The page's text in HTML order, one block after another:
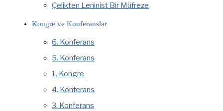
Çelikten Leninist Bir Müfreze
Kongre ve Konferanslar
6. Konferans
5. Konferans
1. Kongre
4. Konferans
3. Konferans